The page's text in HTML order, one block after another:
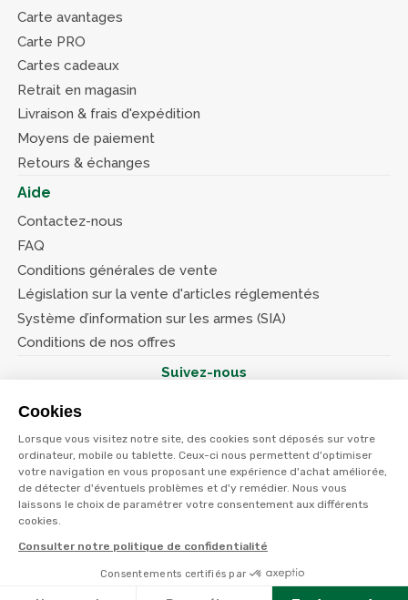
Cookies
Lorsque vous visitez notre site, des cookies sont déposés sur votre
ordinateur, mobile ou tablette. Ceux-ci nous permettent d'optimiser
votre navigation en vous proposant une expérience d'achat améliorée,
de détecter d'éventuels problèmes et d'y remédier. Nous vous
laissons le choix de paramétrer votre consentement aux différents
cookies.
Consulter notre politique de confidentialité
Consentements certifiés par
Carte avantages
Carte PRO
Cartes cadeaux
Retrait en magasin
Livraison & frais d'expédition
Moyens de paiement
Retours & échanges
Aide
Contactez-nous
FAQ
Conditions générales de vente
Législation sur la vente d'articles réglementés
Système d’information sur les armes (SIA)
Conditions de nos offres
Suivez-nous
© Terres et eaux 2026
Politique de confidentialité
Mentions légales
CGV